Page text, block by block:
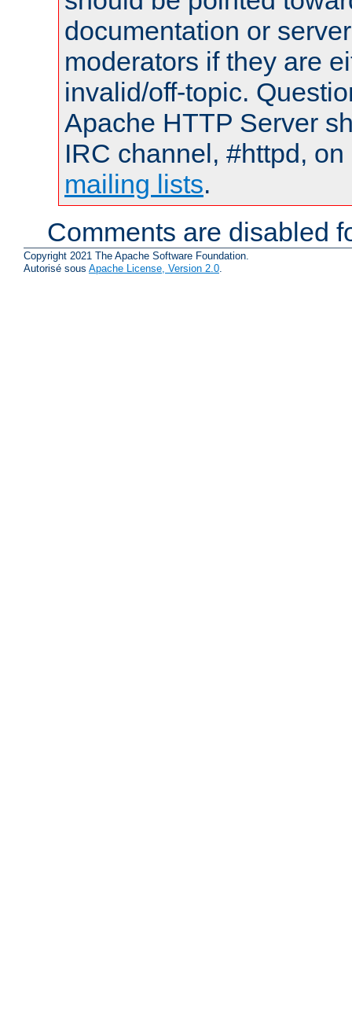
documentation or
moderators if they are
invalid/off-topic.
Apache HTTP Server
IRC channel, #httpd,
mailing lists.
Comments are disabled
Copyright 2021 The Apache Software Foundation.
Autorisé sous Apache License, Version 2.0.